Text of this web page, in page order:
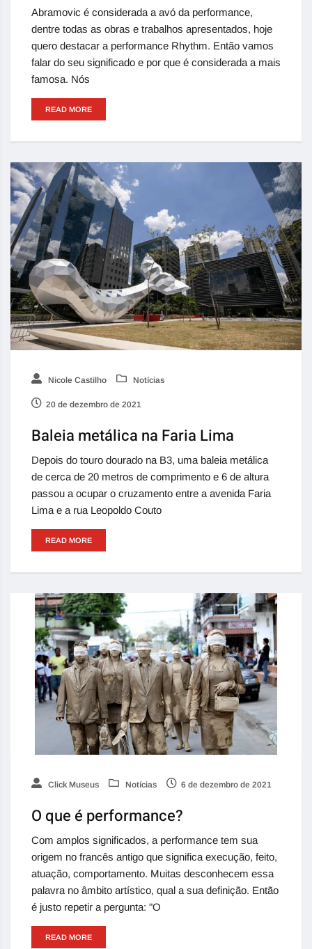
Abramovic é considerada a avó da performance,
dentre todas as obras e trabalhos apresentados, hoje
quero destacar a performance Rhythm. Então vamos
falar do seu significado e por que é considerada a mais
famosa. Nós
READ MORE
Nicole Castilho Notícias
20 de dezembro de 2021
Baleia metálica na Faria Lima
Depois do touro dourado na B3, uma baleia metálica
de cerca de 20 metros de comprimento e 6 de altura
passou a ocupar o cruzamento entre a avenida Faria
Lima e a rua Leopoldo Couto
READ MORE
Click Museus Notícias 6 de dezembro de 2021
O que é performance?
Com amplos significados, a performance tem sua
origem no francês antigo que significa execução, feito,
atuação, comportamento. Muitas desconhecem essa
palavra no âmbito artístico, qual a sua definição. Então
é justo repetir a pergunta: "O
READ MORE